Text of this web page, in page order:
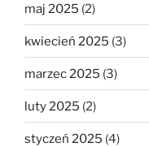
maj 2025 (2)
kwiecień 2025 (3)
marzec 2025 (3)
luty 2025 (2)
styczeń 2025 (4)